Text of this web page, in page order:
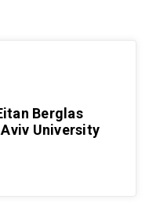
Berglas
University